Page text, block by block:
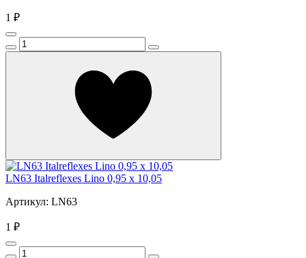
1 ₽
LN63 Italreflexes Lino 0,95 x 10,05
Артикул: LN63
1 ₽